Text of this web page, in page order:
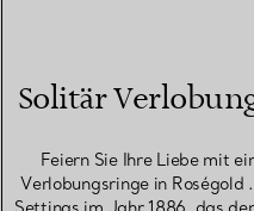
Solitär
Feiern Sie Ihre Liebe mit
Verlobungsringe in